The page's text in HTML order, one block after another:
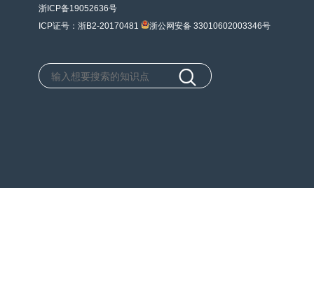
浙ICP备19052636号
ICP证号：浙B2-20170481
浙公网安备 33010602003346号